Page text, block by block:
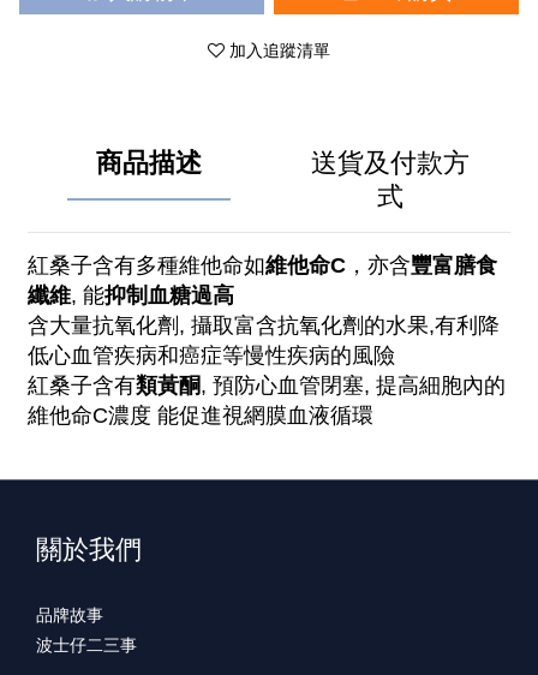
加入追蹤清單
商品描述
送貨及付款方
式
紅桑子含有多種維他命如維他命C ，亦含豐富膳食
纖維, 能抑制血糖過高
含大量抗氧化劑, 攝取富含抗氧化劑的水果,有利降
低心血管疾病和癌症等慢性疾病的風險
紅桑子含有類黃酮, 預防心血管閉塞, 提高細胞內的
維他命C濃度 能促進視網膜血液循環
關於我們
品牌故事
波士仔二三事